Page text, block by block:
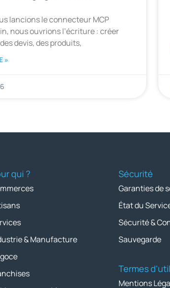
lancions le connecteur MCP
nous ouvrions l’écriture : créer
devis, des produits,
»
qui ?
& Manufacture
Sécurité
Garanties de
État du
Sécurité &
Sauvegarde
Termes
Mentions